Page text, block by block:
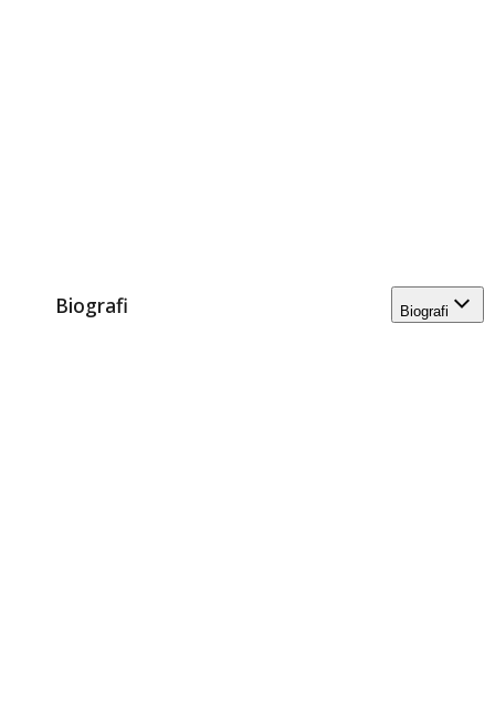
Biografi Biografi